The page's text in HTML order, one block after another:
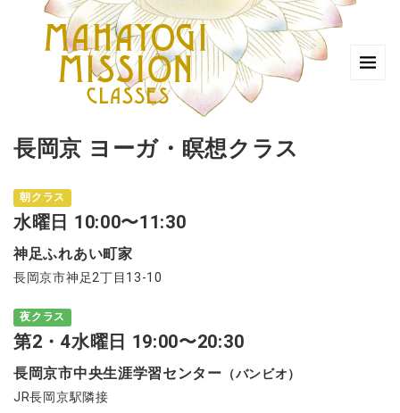
長岡京 ヨーガ・瞑想クラス
朝クラス
水曜日 10:00〜11:30
神足ふれあい町家
長岡京市神足2丁目13-10
夜クラス
第2・4水曜日 19:00〜20:30
長岡京市中央生涯学習センター （バンビオ）
JR長岡京駅隣接